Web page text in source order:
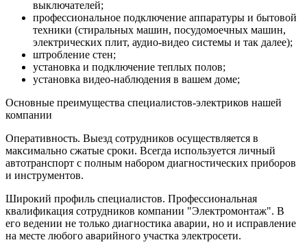
выключателей;
профессиональное подключение аппаратуры и бытовой
техники (стиральных машин, посудомоечных машин,
электрических плит, аудио-видео системы и так далее);
штробление стен;
установка и подключение теплых полов;
установка видео-наблюдения в вашем доме;
Основные преимущества специалистов-электриков нашей
компании
Оперативность. Выезд сотрудников осуществляется в
максимально сжатые сроки. Всегда используется личный
автотранспорт с полным набором диагностических приборов
и инструментов.
Широкий профиль специалистов. Профессиональная
квалификация сотрудников компании "Электромонтаж". В
его ведении не только диагностика аварии, но и исправление
на месте любого аварийного участка электросети.